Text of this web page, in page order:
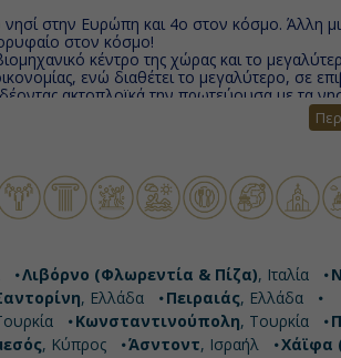
νησί στην Ευρώπη και 4ο στον κόσμο. Άλλη
στον κόσμο!
κέντρο της χώρας και το
ενώ διαθέτει το μεγαλύτερο, σε
ακτοπλοϊκά την πρωτεύουσα με τα
Το λιμάνι για την επίσκεψη στην Αρχαία
και στο γαλάζιο του Αιγαίου. Πάτμος,
φύση...
από τα σημαντικότερα αξιοθέατα του
Μνημείο Παγκόσμιας Κληρονομιάς και
UNESCO.
Λεμεσού σφύζει από ζωή και είναι σίγουρο
πόλη του Ισραήλ, επίνειο του Τελ Αβίβ,
Λιβόρνο (Φλωρεντία & Πίζα), Ιταλία
, Ελλάδα Πειραιάς, Ελλάδα
Κωνσταντινούπολη, Τουρκία
, Κύπρος Άσντοντ, Ισραήλ
Χάϊφα